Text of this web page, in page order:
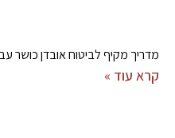
מדריך מקיף לביטוח אובדן כושר
קרא עוד »